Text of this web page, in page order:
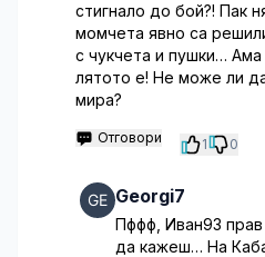
стигнало до бой?! Пак
момчета явно са
с чукчета и пушки… Ама
лятото е! Не може ли
мира?
Отговори 1 0
Georgi7
Пффф, Иван93
да кажеш… На